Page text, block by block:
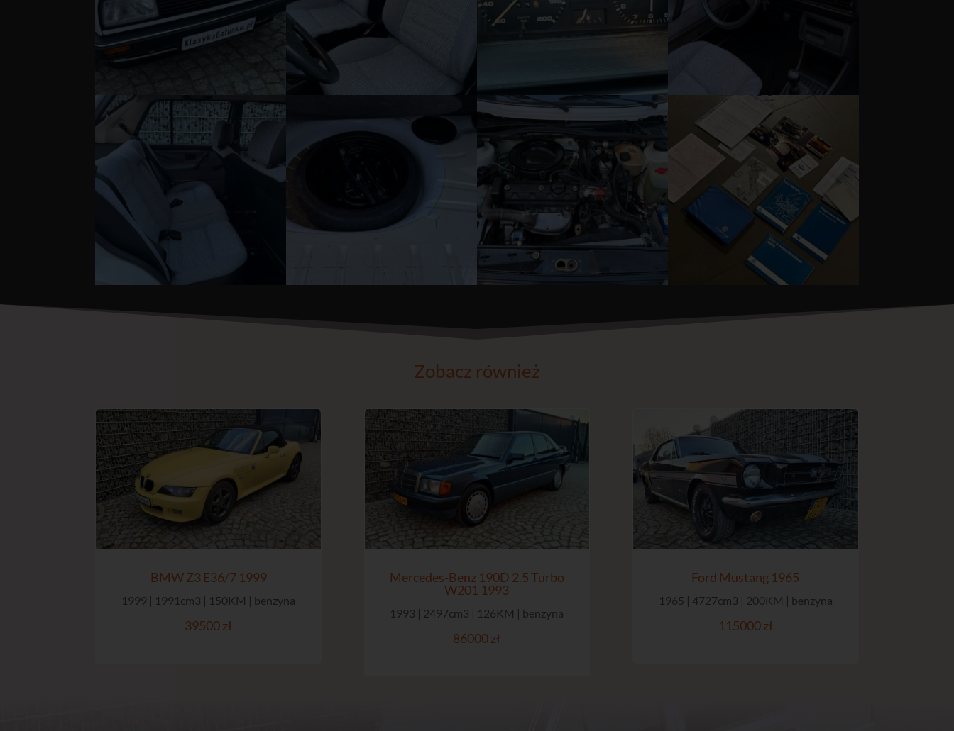
Zobacz również
BMW Z3 E36/7 1999
1999 | 1991cm3 | 150KM | benzyna
39500 zł
Mercedes-Benz 190D 2.5 Turbo
W201 1993
1993 | 2497cm3 | 126KM | benzyna
86000 zł
Ford Mustang 1965
1965 | 4727cm3 | 200KM | benzyna
115000 zł